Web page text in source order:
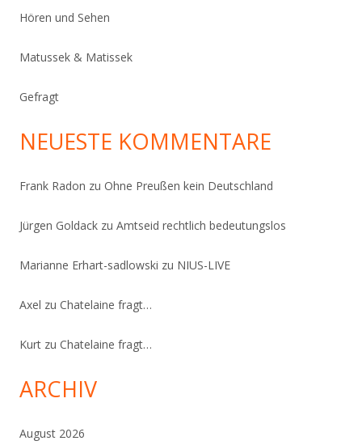
Hören und Sehen
Matussek & Matissek
Gefragt
NEUESTE KOMMENTARE
Frank Radon zu Ohne Preußen kein Deutschland
Jürgen Goldack zu Amtseid rechtlich bedeutungslos
Marianne Erhart-sadlowski zu NIUS-LIVE
Axel zu Chatelaine fragt…
Kurt zu Chatelaine fragt…
ARCHIV
August 2026